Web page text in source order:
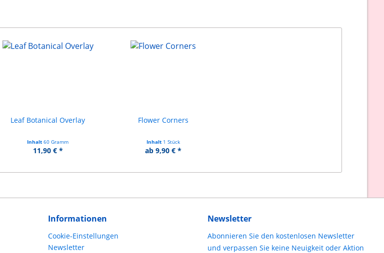
Leaf Botanical Overlay
Inhalt60 Gramm
11,90 € *
Flower Corners
Inhalt 1 Stück
ab 9,90 € *
Informationen
Cookie-Einstellungen
Newsletter
Newsletter
Abonnieren Sie den kostenlosen Newsletter
und verpassen Sie keine Neuigkeit oder Aktion